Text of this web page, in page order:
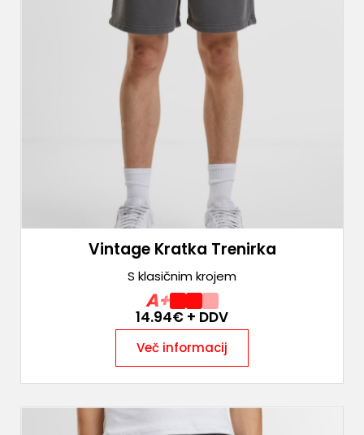
Vintage Kratka Trenirka
S klasičnim krojem
A+
14.94€ + DDV
Več informacij